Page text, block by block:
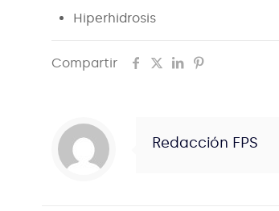
Hiperhidrosis
Compartir
Redacción FPS